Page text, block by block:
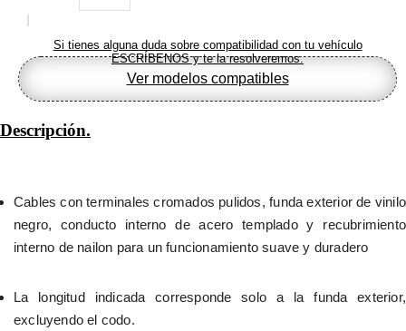
Si tienes alguna duda sobre compatibilidad con tu vehículo
ESCRÍBENOS y te la resolveremos.
Ver modelos compatibles
Descripción.
Cables con terminales cromados pulidos, funda exterior de vinilo
negro, conducto interno de acero templado y recubrimiento
interno de nailon para un funcionamiento suave y duradero
La longitud indicada corresponde solo a la funda exterior,
excluyendo el codo.